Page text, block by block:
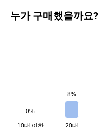
누가 구매했을까요?
0%
8%